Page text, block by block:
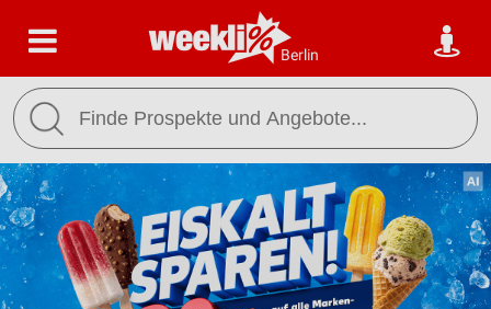
Berlin